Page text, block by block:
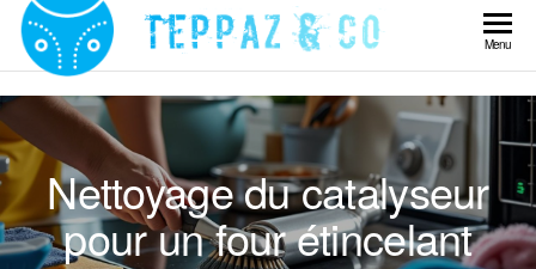
Skip
content
Teppaz
& Co
Menu
Nettoyage du catalyseur
pour un four étincelant